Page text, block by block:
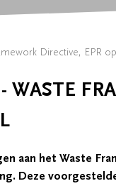
Directive, EPR op
aan het Waste
Deze